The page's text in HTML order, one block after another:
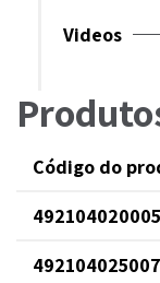
Videos
Código do
492104020005
492104025007